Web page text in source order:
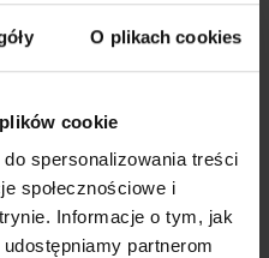
O plikach cookies
cookie
spersonalizowania treści
społecznościowe i
Informacje o tym, jak
partnerom